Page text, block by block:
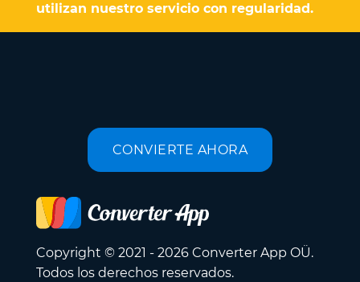
utilizan nuestro servicio con regularidad.
CONVIERTE AHORA
Copyright © 2021 - 2026 Converter App OÜ.
Todos los derechos reservados.